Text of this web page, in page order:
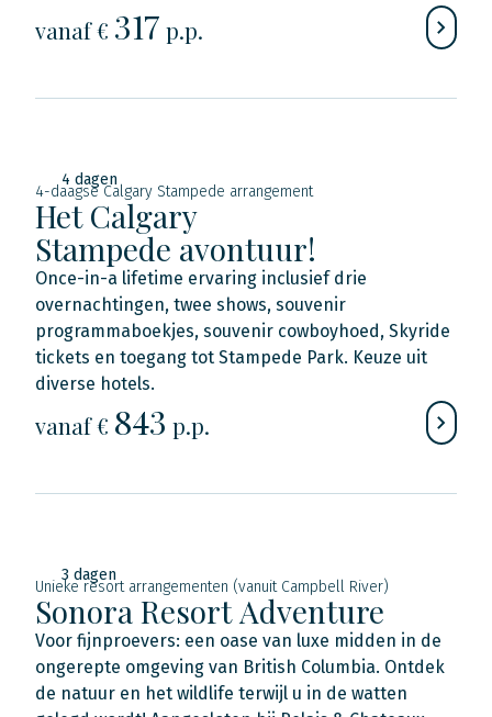
vanaf € 317 p.p.
4 dagen
4-daagse Calgary Stampede arrangement
Het Calgary
Stampede avontuur!
Once-in-a lifetime ervaring inclusief drie
overnachtingen, twee shows, souvenir
programmaboekjes, souvenir cowboyhoed, Skyride
tickets en toegang tot Stampede Park. Keuze uit
diverse hotels.
vanaf € 843 p.p.
3 dagen
Unieke resort arrangementen (vanuit Campbell River)
Sonora Resort Adventure
Voor fijnproevers: een oase van luxe midden in de
ongerepte omgeving van British Columbia. Ontdek
de natuur en het wildlife terwijl u in de watten